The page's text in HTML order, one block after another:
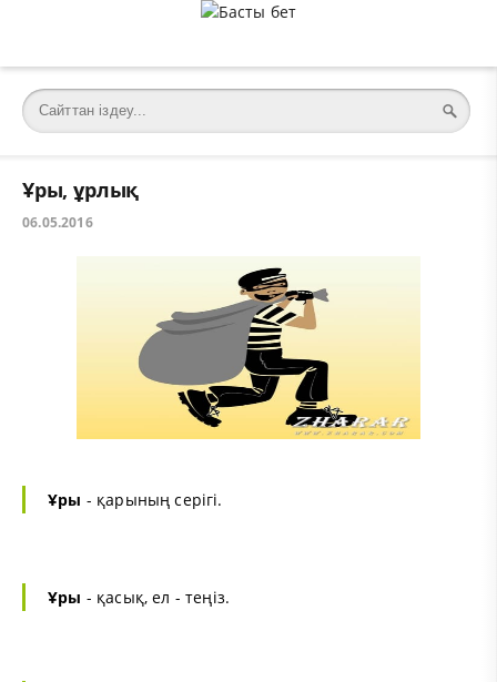
Ұры, ұрлық
06.05.2016
Ұры - қарының серігі.
Ұры - қасық, ел - теңіз.